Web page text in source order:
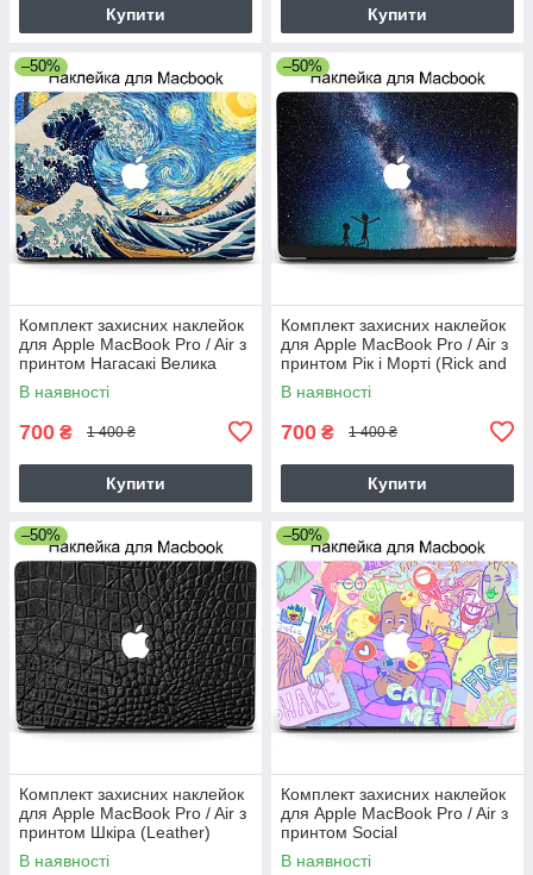
Купити Купити
–50%
Комплект захисних наклейок
для Apple MacBook Pro / Air з
принтом Нагасакі Велика
Хвиля і Ван Гог Зоряна Ніч
Nagasaki
В наявності
700 ₴ 1 400 ₴
Купити
–50%
Комплект захисних наклейок
для Apple MacBook Pro / Air з
принтом Рік і Морті (Rick and
Morty)
В наявності
700 ₴ 1 400 ₴
Купити
–50%
Комплект захисних наклейок
для Apple MacBook Pro / Air з
принтом Шкіра (Leather)
В наявності
–50%
Комплект захисних наклейок
для Apple MacBook Pro / Air з
принтом Social
В наявності